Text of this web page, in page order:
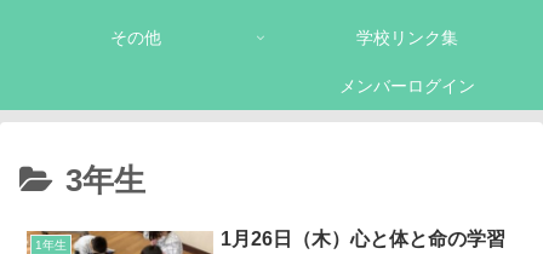
その他 学校リンク集
メンバーログイン
3年生
1年生 1月26日（木）心と体と命の学習